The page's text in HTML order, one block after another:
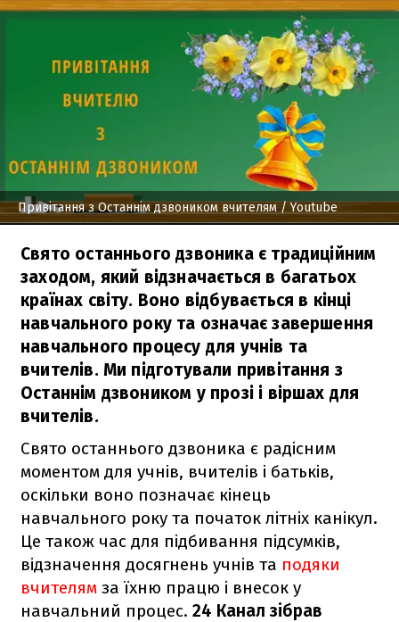
Привітання з Останнім дзвоником вчителям/ Youtube
Свято останнього дзвоника є традиційним
заходом, який відзначається в багатьох
країнах світу. Воно відбувається в кінці
навчального року та означає завершення
навчального процесу для учнів та
вчителів. Ми підготували привітання з
Останнім дзвоником у прозі і віршах для
вчителів.
Свято останнього дзвоника є радісним
моментом для учнів, вчителів і батьків,
оскільки воно позначає кінець
навчального року та початок літніх канікул.
Це також час для підбивання підсумків,
відзначення досягнень учнів та подяки
вчителям за їхню працю і внесок у
навчальний процес. 24 Канал зібрав